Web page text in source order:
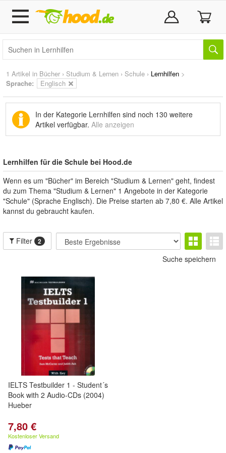
1 Artikel in Bücher › Studium & Lernen › Schule › Lernhilfen >
Sprache:
Englisch
In der Kategorie Lernhilfen sind noch 130 weitere
Artikel verfügbar. Alle anzeigen
Lernhilfen für die Schule bei Hood.de
Wenn es um "Bücher" im Bereich "Studium & Lernen" geht, findest
du zum Thema "Studium & Lernen" 1 Angebote in der Kategorie
"Schule" (Sprache Englisch). Die Preise starten ab 7,80 €. Alle Artikel
kannst du gebraucht kaufen.
Filter 2
Suche speichern
IELTS Testbuilder 1 - Student´s
Book with 2 Audio-CDs (2004)
Hueber
7,80 €
Kostenloser Versand